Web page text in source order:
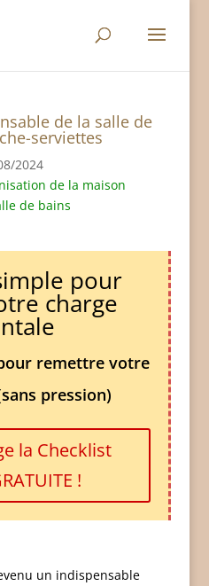
de la salle de
serviettes
2024
de la maison
de bains
pour
charge
remettre votre
pression)
la Checklist
!
un indispensable